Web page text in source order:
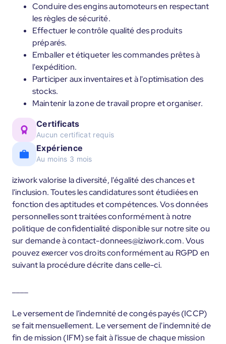
Conduire des engins automoteurs en respectant
les règles de sécurité.
Effectuer le contrôle qualité des produits
préparés.
Emballer et étiqueter les commandes prêtes à
l'expédition.
Participer aux inventaires et à l'optimisation des
stocks.
Maintenir la zone de travail propre et organiser.
Certificats
Aucun certificat requis
Expérience
Au moins 3 mois
iziwork valorise la diversité, l'égalité des chances et
l'inclusion. Toutes les candidatures sont étudiées en
fonction des aptitudes et compétences. Vos données
personnelles sont traitées conformément à notre
politique de confidentialité disponible sur notre site ou
sur demande à contact-donnees@iziwork.com. Vous
pouvez exercer vos droits conformément au RGPD en
suivant la procédure décrite dans celle-ci.
Le versement de l'indemnité de congés payés (ICCP)
se fait mensuellement. Le versement de l'indemnité de
fin de mission (IFM) se fait à l'issue de chaque mission